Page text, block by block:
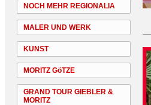
NOCH MEHR REGIONALIA
MALER UND WERK
KUNST
MORITZ GöTZE
GRAND TOUR GIEBLER &
MORITZ